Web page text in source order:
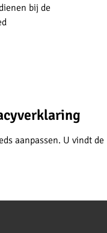
bij de
aanpassen. U vindt de